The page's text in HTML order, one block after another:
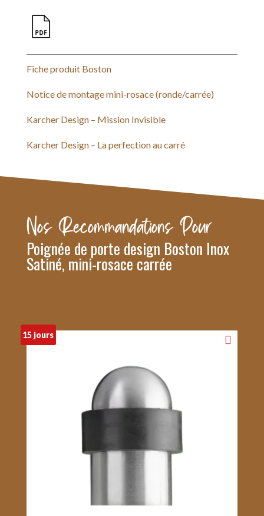
Fiche produit Boston
Notice de montage mini-rosace (ronde/carrée)
Karcher Design – Mission Invisible
Karcher Design – La perfection au carré
Nos Recommandations Pour
Poignée de porte design Boston Inox
Satiné, mini-rosace carrée
15 jours